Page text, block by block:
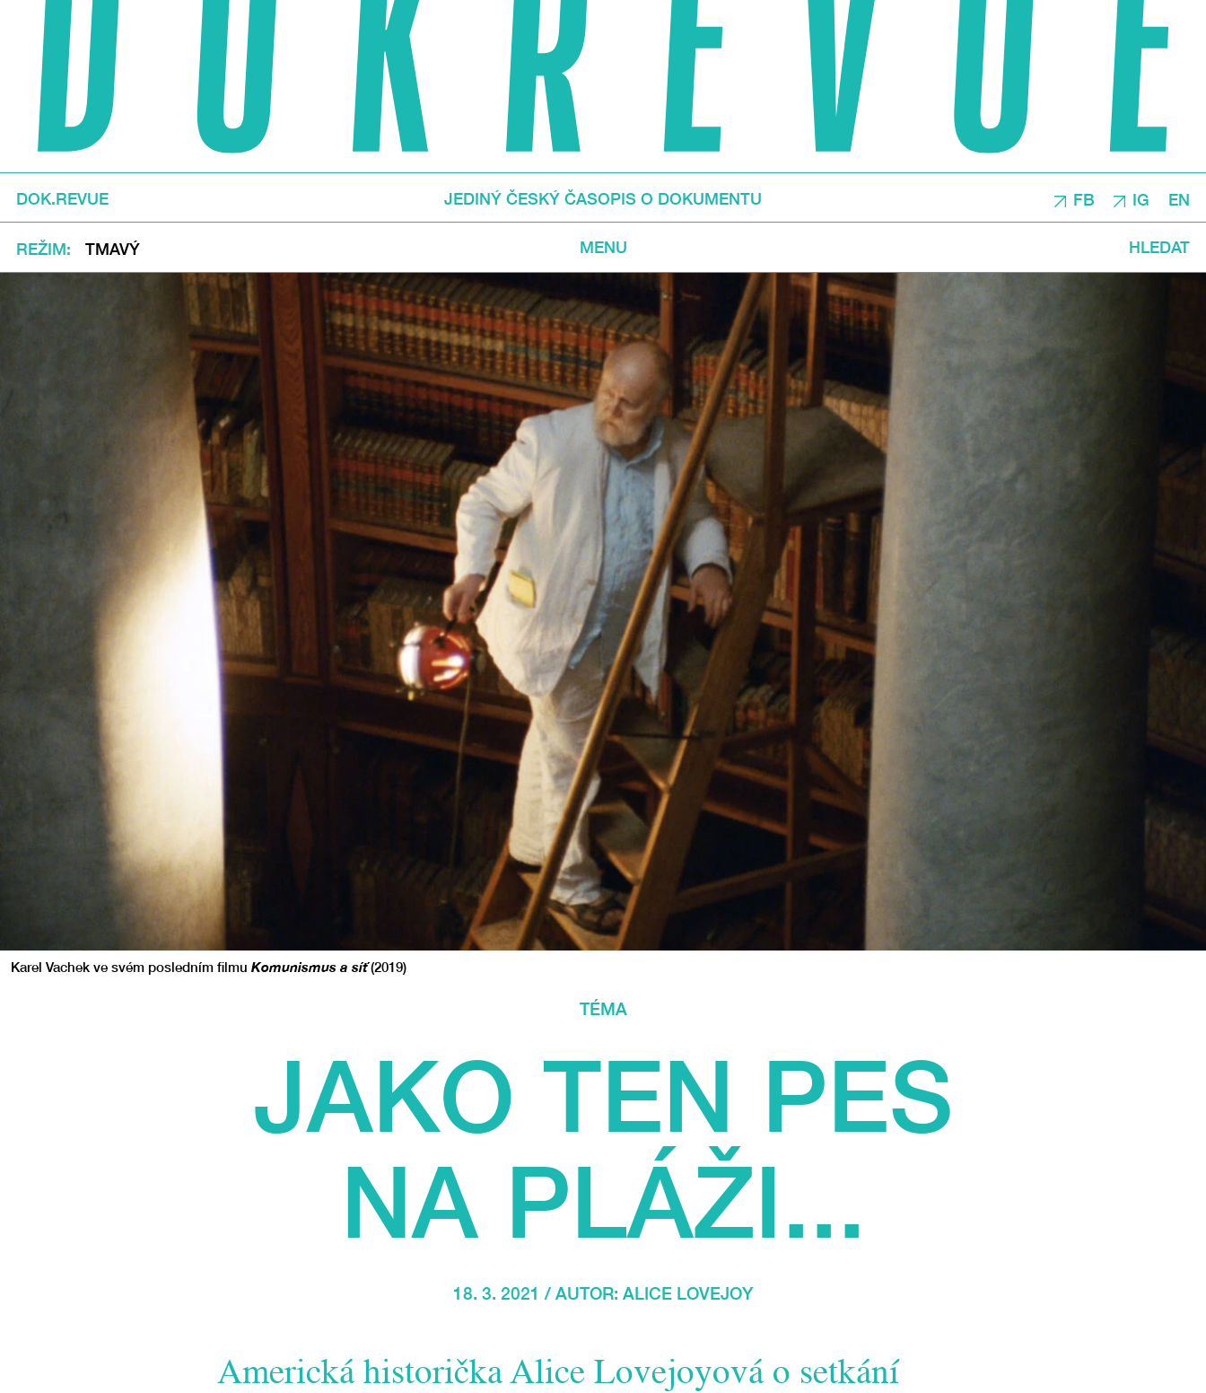
DOK.REVUE JEDINÝ ČESKÝ ČASOPIS O DOKUMENTU FB IG EN
REŽIM TMAVÝ MENU HLEDAT
Karel Vachek ve svém posledním filmu Komunismus a síť(2019)
TÉMA
JAKO TEN PES
NA PLÁŽI...
18. 3. 2021 / AUTOR: ALICE LOVEJOY
Americká historička Alice Lovejoyová o setkání